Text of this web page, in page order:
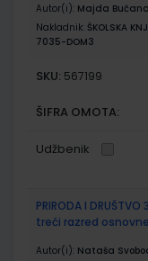
Autor(i): Majda
Nakladnik: ŠKOLSKA
7035-DOM3
SKU: 567199
ŠIFRA OMOTA:
Udžbenik
PRIRODA I
treći razred
Autor(i): Nataša